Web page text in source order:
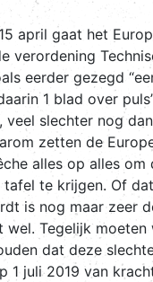
april gaat het
verordening
eerder gezegd
1 blad over
veel slechter nog
zetten de
alles op alles
tafel te krijgen. Of
is nog maar zeer
wel. Tegelijk moeten
dat deze
1 juli 2019 van